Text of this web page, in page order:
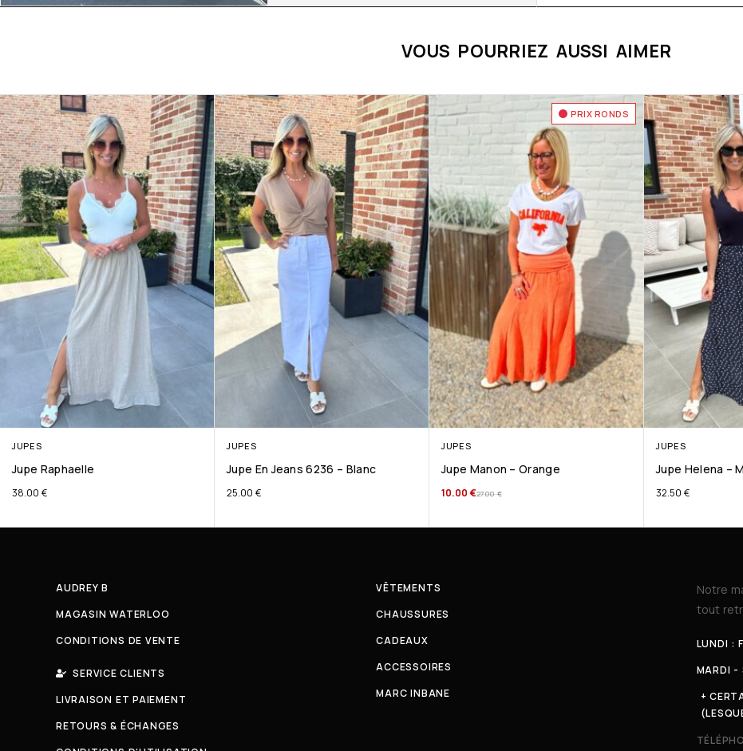
VOUS POURRIEZ AUSSI AIMER
JUPES
Jupe Raphaelle
38.00 €
JUPES
Jupe En Jeans 6236 – Blanc
25.00 €
PRIX RONDS
JUPES
Jupe Manon – Orange
27.00€
10.00 €
JUPES
Jupe Helena –
32.50 €
AUDREY B
MAGASIN WATERLOO
CONDITIONS DE VENTE
SERVICE CLIENTS
LIVRAISON ET PAIEMENT
RETOURS & ÉCHANGES
VÊTEMENTS
CHAUSSURES
CADEAUX
ACCESSOIRES
MARC INBANE
Notre
tout
LUNDI :
MARDI -
+